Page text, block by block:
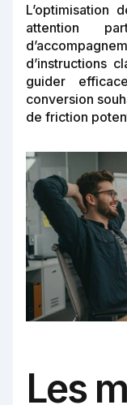
L’optimisation
attention
d’instructions
guider
conversion
de friction
Les